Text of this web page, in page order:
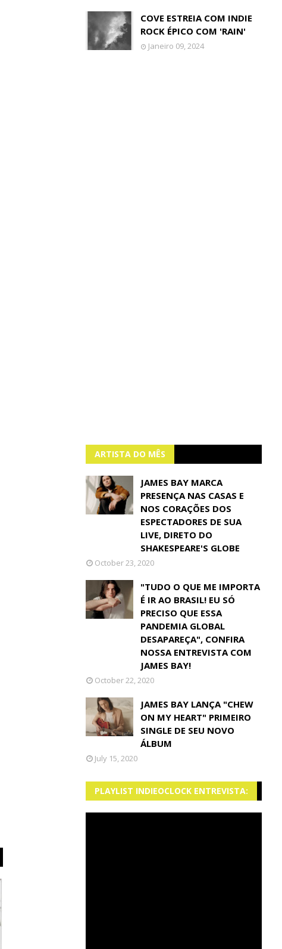
COVE ESTREIA COM INDIE
ROCK ÉPICO COM 'RAIN'
Janeiro 09, 2024
ARTISTA DO MÊS
JAMES BAY MARCA
PRESENÇA NAS CASAS E
NOS CORAÇÕES DOS
ESPECTADORES DE SUA
LIVE, DIRETO DO
SHAKESPEARE'S GLOBE
October 23, 2020
"TUDO O QUE ME IMPORTA
É IR AO BRASIL! EU SÓ
PRECISO QUE ESSA
PANDEMIA GLOBAL
DESAPAREÇA", CONFIRA
NOSSA ENTREVISTA COM
JAMES BAY!
October 22, 2020
JAMES BAY LANÇA "CHEW
ON MY HEART" PRIMEIRO
SINGLE DE SEU NOVO
ÁLBUM
July 15, 2020
PLAYLIST INDIEOCLOCK ENTREVISTA: